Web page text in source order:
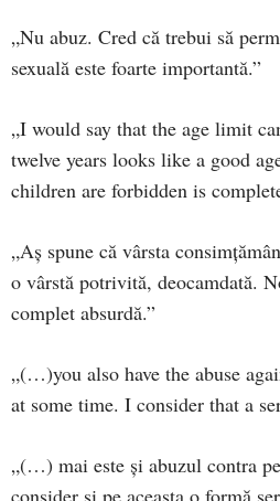
„Nu abuz. Cred că trebui să
sexuală este foarte importantă.”
„I would say that the age limit
twelve years looks like a good
children are forbidden is
„Aş spune că vârsta
o vârstă potrivită, deocamdată.
complet absurdă.”
„(…)you also have the abuse
at some time. I consider that a
„(…) mai este şi abuzul contra
consider şi pe aceasta o formă